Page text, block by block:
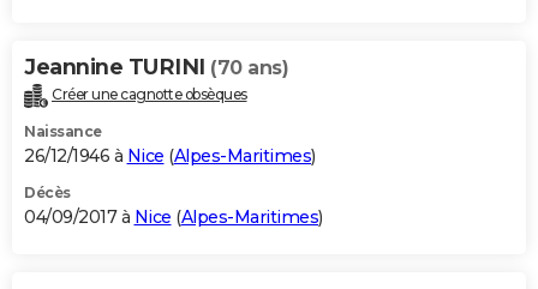
Jeannine TURINI (70 ans)
Créer une cagnotte obsèques
Naissance
26/12/1946 à Nice (Alpes-Maritimes)
Décès
04/09/2017 à Nice (Alpes-Maritimes)